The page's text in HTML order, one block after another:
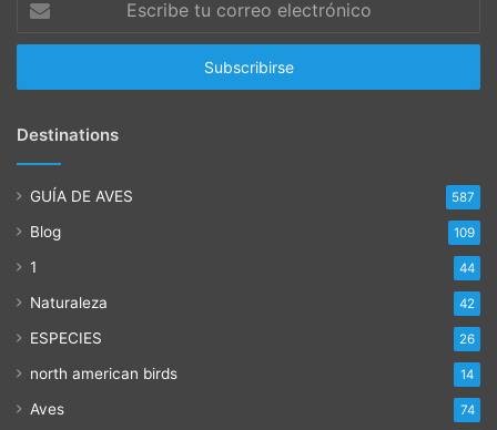
tu
correo
Destinations
GUÍA DE AVES 587
Blog 109
1 44
Naturaleza 42
ESPECIES 26
north american birds 14
Aves 74